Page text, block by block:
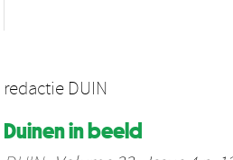
redactie DUIN
Duinen in beeld